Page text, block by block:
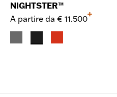
NIGHTSTER™
A partire da € 11.500
+